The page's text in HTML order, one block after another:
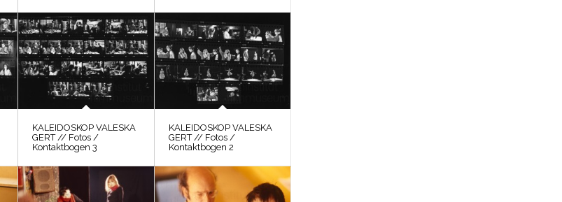
KALEIDOSKOP VALESKA
GERT // Fotos /
Kontaktbogen 3
KALEIDOSKOP VALESKA
GERT // Fotos /
Kontaktbogen 2